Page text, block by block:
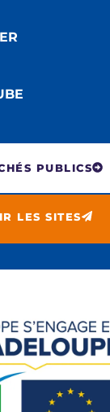
PUBLICS
LES SITES